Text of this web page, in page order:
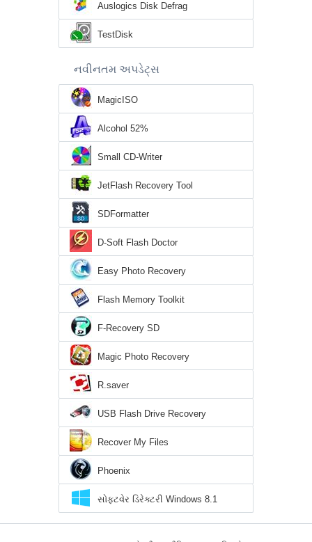
Auslogics Disk Defrag
TestDisk
નવીનતમ અપડેટ્સ
MagicISO
Alcohol 52%
Small CD-Writer
JetFlash Recovery Tool
SDFormatter
D-Soft Flash Doctor
Easy Photo Recovery
Flash Memory Toolkit
F-Recovery SD
Magic Photo Recovery
R.saver
USB Flash Drive Recovery
Recover My Files
Phoenix
સોફ્ટવેર ડિરેક્ટરી Windows 8.1